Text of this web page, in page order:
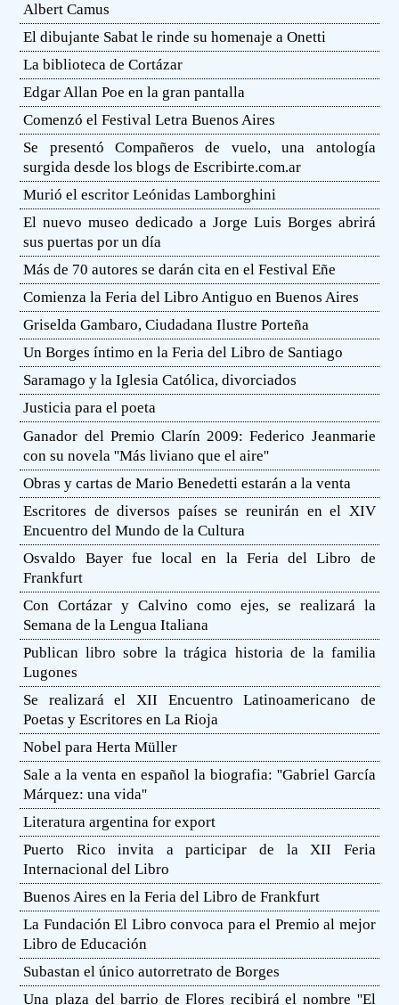
Albert Camus
El dibujante Sabat le rinde su homenaje a Onetti
La biblioteca de Cortázar
Edgar Allan Poe en la gran pantalla
Comenzó el Festival Letra Buenos Aires
Se presentó Compañeros de vuelo, una antología
surgida desde los blogs de Escribirte.com.ar
Murió el escritor Leónidas Lamborghini
El nuevo museo dedicado a Jorge Luis Borges abrirá
sus puertas por un día
Más de 70 autores se darán cita en el Festival Eñe
Comienza la Feria del Libro Antiguo en Buenos Aires
Griselda Gambaro, Ciudadana Ilustre Porteña
Un Borges íntimo en la Feria del Libro de Santiago
Saramago y la Iglesia Católica, divorciados
Justicia para el poeta
Ganador del Premio Clarín 2009: Federico Jeanmarie
con su novela ''Más liviano que el aire''
Obras y cartas de Mario Benedetti estarán a la venta
Escritores de diversos países se reunirán en el XIV
Encuentro del Mundo de la Cultura
Osvaldo Bayer fue local en la Feria del Libro de
Frankfurt
Con Cortázar y Calvino como ejes, se realizará la
Semana de la Lengua Italiana
Publican libro sobre la trágica historia de la familia
Lugones
Se realizará el XII Encuentro Latinoamericano de
Poetas y Escritores en La Rioja
Nobel para Herta Müller
Sale a la venta en español la biografia: ''Gabriel García
Márquez: una vida''
Literatura argentina for export
Puerto Rico invita a participar de la XII Feria
Internacional del Libro
Buenos Aires en la Feria del Libro de Frankfurt
La Fundación El Libro convoca para el Premio al mejor
Libro de Educación
Subastan el único autorretrato de Borges
Una plaza del barrio de Flores recibirá el nombre ''El